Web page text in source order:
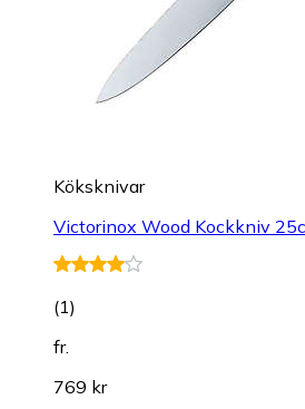
Köksknivar
Victorinox Wood Kockkniv
(1)
fr.
769 kr